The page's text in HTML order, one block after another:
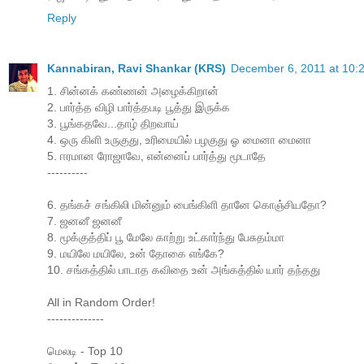
Reply
Kannabiran, Ravi Shankar (KRS) December 6, 2011 at
1. சின்னக் கண்ணன் அழைக்கிறான்
2. பார்த்த விழி பார்த்தபடி பூத்து இருக்க
3. பூங்கதவே...தாழ் திறவாய்
4. ஒரு கிளி உருகுது, உரிமையில் பழகுது ஓ மைனா மைனா
5. ஈரமான ரோஜாவே, என்னைப் பார்த்து மூடாதே
----------
6. தங்கச் சங்கிலி மின்னும் பைங்கிளி தானே கொஞ்சியதோ?
7. ஜனனீ ஜனனீ
8. மூக்குத்திப் பூ மேலே காற்று உட்கார்ந்து பேசுதம்மா
9. மயிலே மயிலே, உன் தோகை எங்கே?
10. சங்கத்தில் பாடாத கவிதை உன் அங்கத்தில் யார் தந்தது
All in Random Order!
--------------
மெலடி - Top 10